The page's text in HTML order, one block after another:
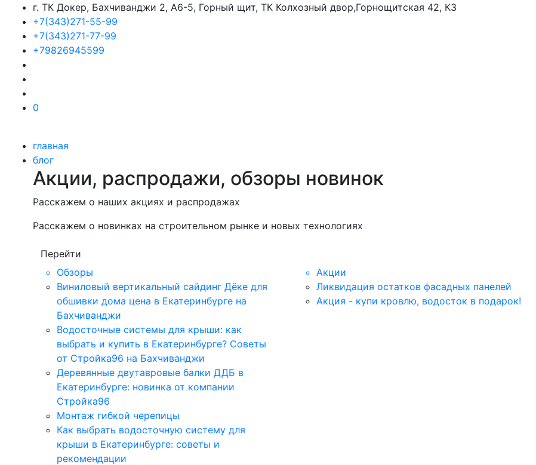
г. ТК Докер, Бахчиванджи 2, А6-5, Горный щит, ТК Колхозный двор,Горнощитская 42, К3
+7(343)271-55-99
+7(343)271-77-99
+79826945599
0
главная
блог
Акции, распродажи, обзоры новинок
Расскажем о наших акциях и распродажах
Расскажем о новинках на строительном рынке и новых технологиях
Перейти
Обзоры
Виниловый вертикальный сайдинг Дёке для
обшивки дома цена в Екатеринбурге на
Бахчиванджи
Водосточные системы для крыши: как
выбрать и купить в Екатеринбурге? Советы
от Стройка96 на Бахчиванджи
Деревянные двутавровые балки ДДБ в
Екатеринбурге: новинка от компании
Стройка96
Монтаж гибкой черепицы
Как выбрать водосточную систему для
крыши в Екатеринбурге: советы и
рекомендации
Акции
Ликвидация остатков фасадных панелей
Акция - купи кровлю, водосток в подарок!